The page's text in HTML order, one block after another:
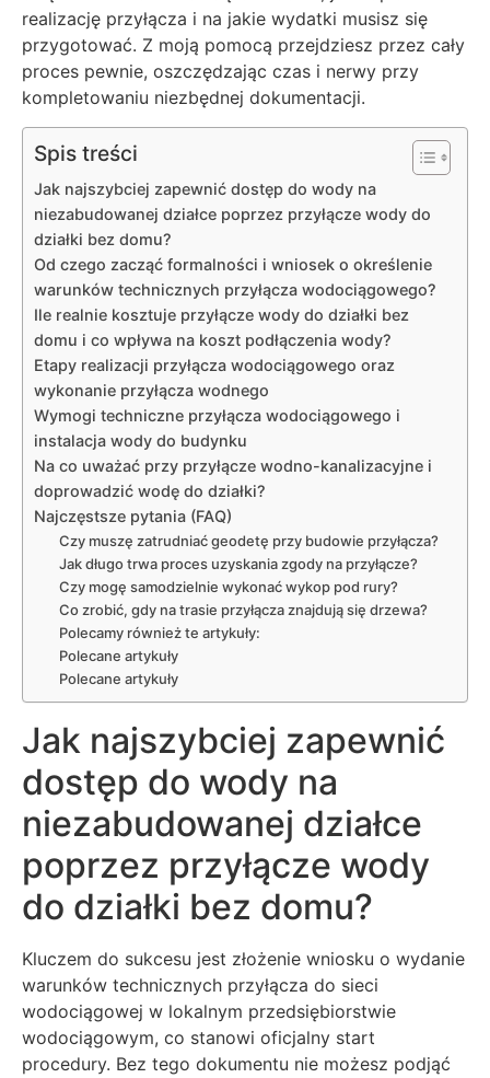
realizację przyłącza i na jakie wydatki musisz się
przygotować. Z moją pomocą przejdziesz przez cały
proces pewnie, oszczędzając czas i nerwy przy
kompletowaniu niezbędnej dokumentacji.
Spis treści
Jak najszybciej zapewnić dostęp do wody na
niezabudowanej działce poprzez przyłącze wody do
działki bez domu?
Od czego zacząć formalności i wniosek o określenie
warunków technicznych przyłącza wodociągowego?
Ile realnie kosztuje przyłącze wody do działki bez
domu i co wpływa na koszt podłączenia wody?
Etapy realizacji przyłącza wodociągowego oraz
wykonanie przyłącza wodnego
Wymogi techniczne przyłącza wodociągowego i
instalacja wody do budynku
Na co uważać przy przyłącze wodno-kanalizacyjne i
doprowadzić wodę do działki?
Najczęstsze pytania (FAQ)
Czy muszę zatrudniać geodetę przy budowie przyłącza?
Jak długo trwa proces uzyskania zgody na przyłącze?
Czy mogę samodzielnie wykonać wykop pod rury?
Co zrobić, gdy na trasie przyłącza znajdują się drzewa?
Polecamy również te artykuły:
Polecane artykuły
Polecane artykuły
Jak najszybciej zapewnić
dostęp do wody na
niezabudowanej działce
poprzez przyłącze wody
do działki bez domu?
Kluczem do sukcesu jest złożenie wniosku o wydanie
warunków technicznych przyłącza do sieci
wodociągowej w lokalnym przedsiębiorstwie
wodociągowym, co stanowi oficjalny start
procedury. Bez tego dokumentu nie możesz podjąć